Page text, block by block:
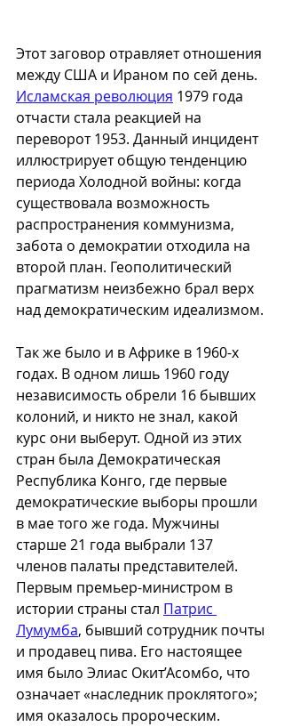
Этот заговор отравляет отношения
между США и Ираном по сей день.
Исламская революция 1979 года
отчасти стала реакцией на
переворот 1953. Данный инцидент
иллюстрирует общую тенденцию
периода Холодной войны: когда
существовала возможность
распространения коммунизма,
забота о демократии отходила на
второй план. Геополитический
прагматизм неизбежно брал верх
над демократическим идеализмом.
Так же было и в Африке в 1960-х
годах. В одном лишь 1960 году
независимость обрели 16 бывших
колоний, и никто не знал, какой
курс они выберут. Одной из этих
стран была Демократическая
Республика Конго, где первые
демократические выборы прошли
в мае того же года. Мужчины
старше 21 года выбрали 137
членов палаты представителей.
Первым премьер-министром в
истории страны стал Патрис
Лумумба, бывший сотрудник почты
и продавец пива. Его настоящее
имя было Элиас Окит’Асомбо, что
означает «наследник проклятого»;
имя оказалось пророческим.